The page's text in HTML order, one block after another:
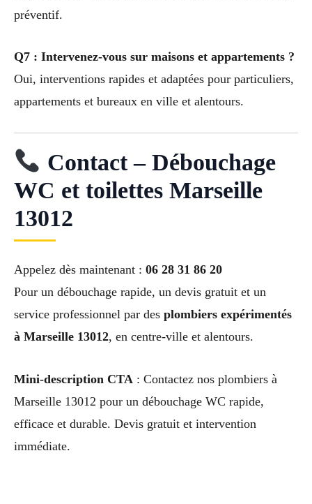
préventif.
Q7 : Intervenez-vous sur maisons et appartements ?
Oui, interventions rapides et adaptées pour particuliers,
appartements et bureaux en ville et alentours.
Contact – Débouchage
WC et toilettes Marseille
13012
Appelez dès maintenant : 06 28 31 86 20
Pour un débouchage rapide, un devis gratuit et un
service professionnel par des plombiers expérimentés
à Marseille 13012, en centre-ville et alentours.
Mini-description CTA : Contactez nos plombiers à
Marseille 13012 pour un débouchage WC rapide,
efficace et durable. Devis gratuit et intervention
immédiate.